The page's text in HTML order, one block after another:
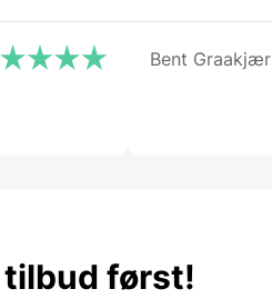
Bent Graakjær
tilbud først!